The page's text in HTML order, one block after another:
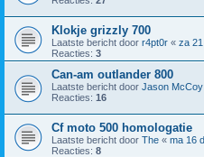
Klokje grizzly 700
Laatste bericht door r4pt0r « za
Reacties: 3
Can-am outlander 800
Laatste bericht door Jason McCoy
Reacties: 16
Cf moto 500 homologatie
Laatste bericht door The « ma 16
Reacties: 8